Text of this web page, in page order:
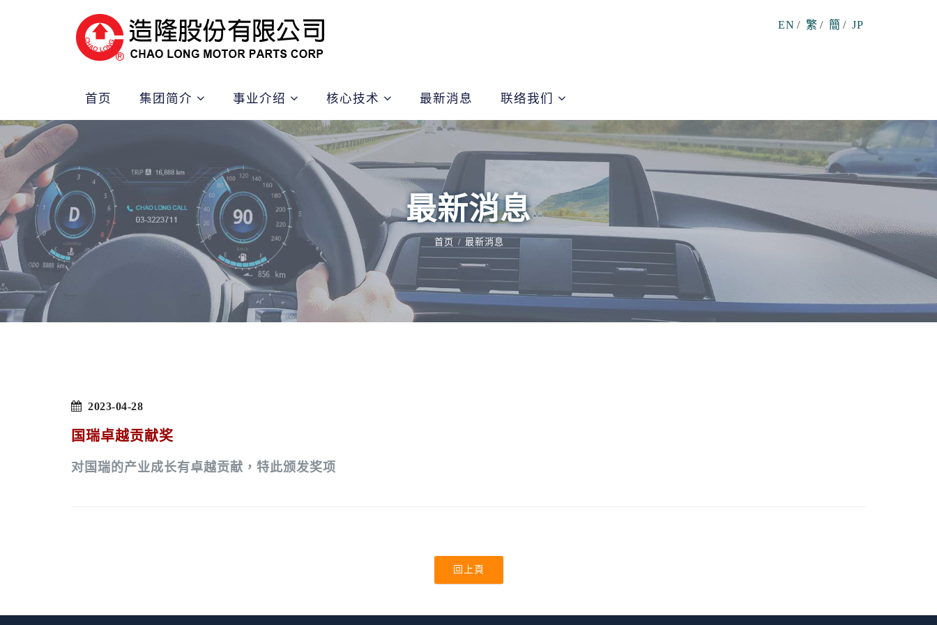
EN / 繁 / 簡 / JP
首页 集团简介 事业介绍 核心技术 最新消息 联络我们
最新消息
首页 最新消息
2023-04-28
国瑞卓越贡献奖
对国瑞的产业成长有卓越贡献，特此颁发奖项
回上頁